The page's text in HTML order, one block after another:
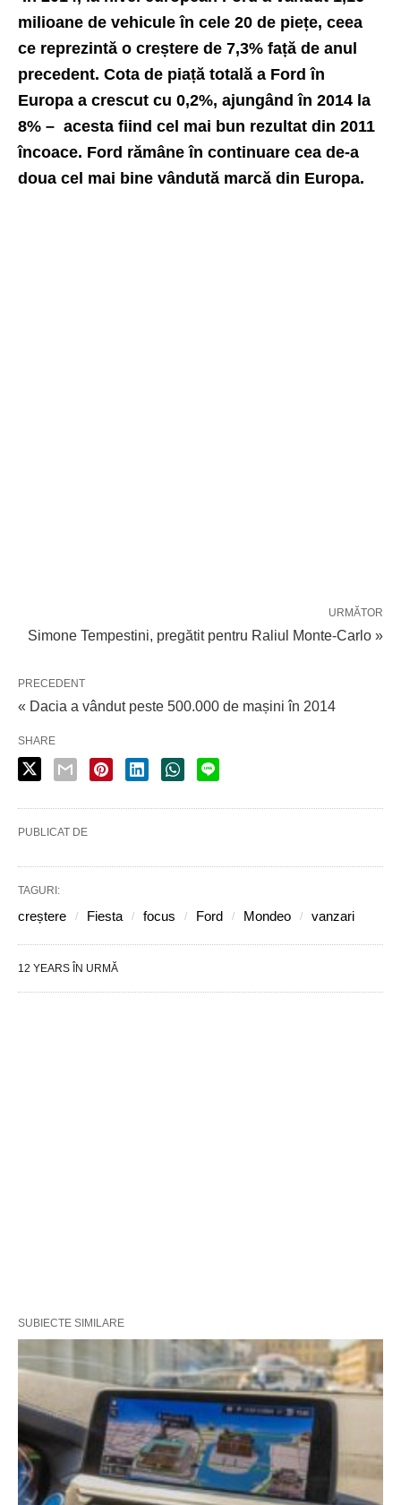
milioane de vehicule în cele 20 de piețe, ceea
ce reprezintă o creștere de 7,3% față de anul
precedent. Cota de piață totală a Ford în
Europa a crescut cu 0,2%, ajungând în 2014 la
8% – acesta fiind cel mai bun rezultat din 2011
încoace. Ford rămâne în continuare cea de-a
doua cel mai bine vândută marcă din Europa.
URMĂTOR
Simone Tempestini, pregătit pentru Raliul Monte-Carlo »
PRECEDENT
« Dacia a vândut peste 500.000 de mașini în 2014
SHARE
PUBLICAT DE
TAGURI:
creștere Fiesta focus Ford Mondeo vanzari
12 YEARS ÎN URMĂ
SUBIECTE SIMILARE